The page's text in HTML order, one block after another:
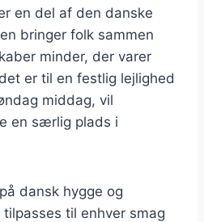
en del af den danske
bringer folk sammen
minder, der varer
er til en festlig lejlighed
middag, vil
en særlig plads i
dansk hygge og
til enhver smag